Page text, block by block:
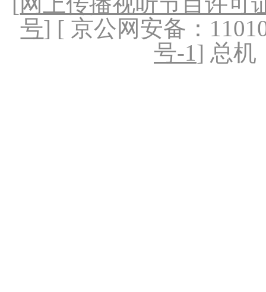
号] [ 京公网安备：
号-1] 总机